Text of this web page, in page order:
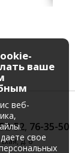
52, 76-35-50
д. 6
ваше
веб-
свое